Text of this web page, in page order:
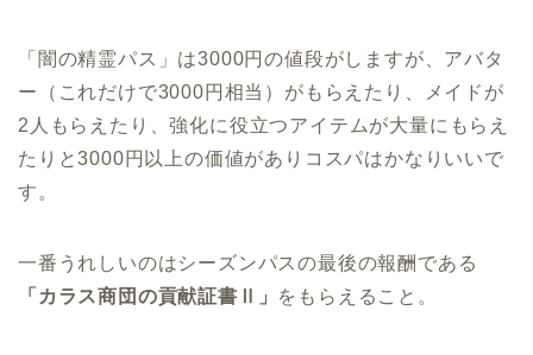
「闇の精霊パス」は3000円の値段がしますが、アバタ
ー（これだけで3000円相当）がもらえたり、メイドが
2人もらえたり、強化に役立つアイテムが大量にもらえ
たりと3000円以上の価値がありコスパはかなりいいで
す。
一番うれしいのはシーズンパスの最後の報酬である
「カラス商団の貢献証書Ⅱ」 をもらえること。